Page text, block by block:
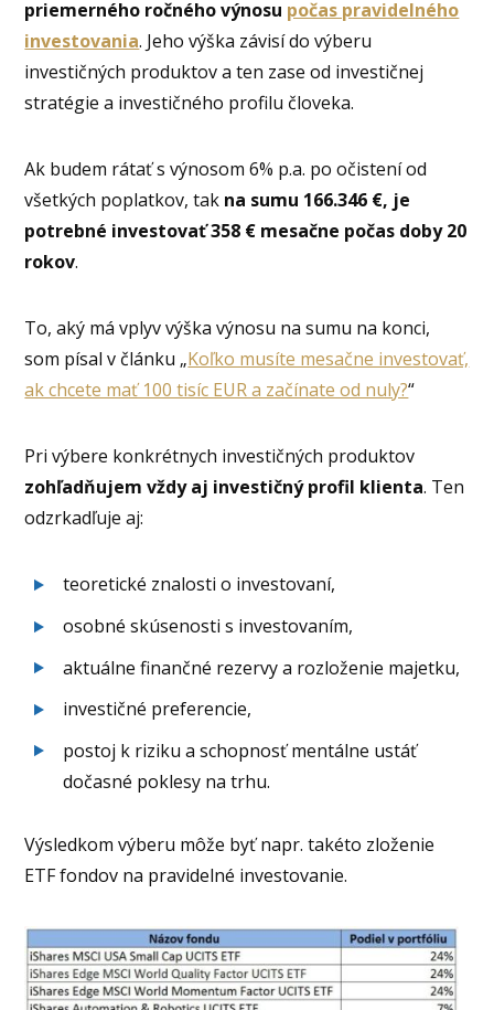
priemerného ročného výnosu počas pravidelného
investovania. Jeho výška závisí do výberu
investičných produktov a ten zase od investičnej
stratégie a investičného profilu človeka.
Ak budem rátať s výnosom 6% p.a. po očistení od
všetkých poplatkov, tak na sumu 166.346 €, je
potrebné investovať 358 € mesačne počas doby 20
rokov.
To, aký má vplyv výška výnosu na sumu na konci,
som písal v článku „Koľko musíte mesačne investovať,
ak chcete mať 100 tisíc EUR a začínate od nuly?“
Pri výbere konkrétnych investičných produktov
zohľadňujem vždy aj investičný profil klienta. Ten
odzrkadľuje aj:
teoretické znalosti o investovaní,
osobné skúsenosti s investovaním,
aktuálne finančné rezervy a rozloženie majetku,
investičné preferencie,
postoj k riziku a schopnosť mentálne ustáť
dočasné poklesy na trhu.
Výsledkom výberu môže byť napr. takéto zloženie
ETF fondov na pravidelné investovanie.